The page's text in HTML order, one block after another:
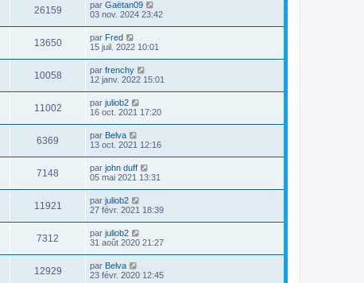
26159 par Gaëtan09
03 nov. 2024 23:42
13650 par Fred
15 juil. 2022 10:01
10058 par frenchy
12 janv. 2022 15:01
11002 par juliob2
16 oct. 2021 17:20
6369 par Belva
13 oct. 2021 12:16
7148 par john duff
05 mai 2021 13:31
11921 par juliob2
27 févr. 2021 18:39
7312 par juliob2
31 août 2020 21:27
12929 par Belva
23 févr. 2020 12:45